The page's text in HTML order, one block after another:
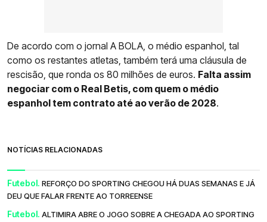
De acordo com o jornal A BOLA, o médio espanhol, tal
como os restantes atletas, também terá uma cláusula de
rescisão, que ronda os 80 milhões de euros. Falta assim
negociar com o Real Betis, com quem o médio
espanhol tem contrato até ao verão de 2028.
NOTÍCIAS RELACIONADAS
Futebol. REFORÇO DO SPORTING CHEGOU HÁ DUAS SEMANAS E JÁ
DEU QUE FALAR FRENTE AO TORREENSE
Futebol. ALTIMIRA ABRE O JOGO SOBRE A CHEGADA AO SPORTING